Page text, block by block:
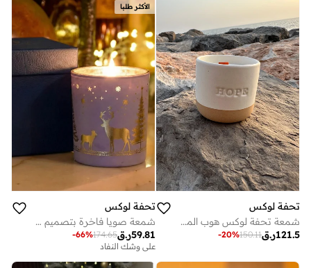
تحفة لوكس
شمعة تحفة لوكس هوب المصنوعة يدويًا من السيراميك - شمعة شمع الصويا ذات رائحة واحدة مع فتيل خشبي، وعاء سيراميك قابل لإعادة الاستخدام (الإنجليزية والعربية "الأمل") - 175 مل
ر.ق121.5
150.11
-20%
الأكثر طلبا
تحفة لوكس
شمعة صويا فاخرة بتصميم فروست فضي للاحتفالات في صندوق هدايا - شمعة شتوية من الصويا الخالص بتصميم غزال ورقاقات ثلج مل مزينة بالكامل وجاهزة للإهداء
ر.ق59.81
174.65
-66%
على وشك النفاد